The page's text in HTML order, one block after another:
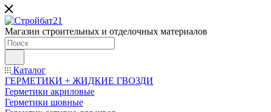
Магазин строительных и отделочных материалов
Каталог
ГЕРМЕТИКИ + ЖИДКИЕ ГВОЗДИ
Герметики акриловые
Герметики шовные